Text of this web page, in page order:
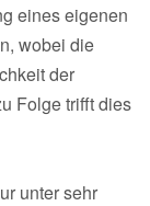
eines eigenen
wobei die
der
Folge trifft dies
unter sehr